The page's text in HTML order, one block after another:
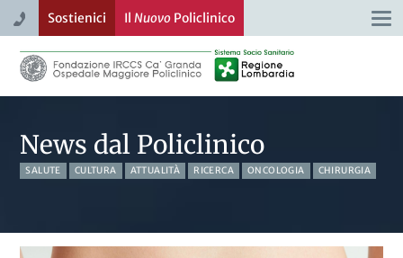
Sostienici Il NuovoPoliclinico
News dal Policlinico
SALUTE CULTURA ATTUALITÀ RICERCA ONCOLOGIA CHIRURGIA